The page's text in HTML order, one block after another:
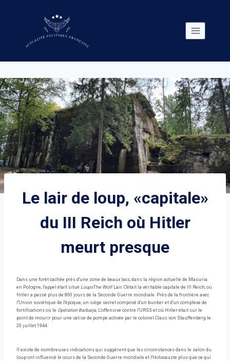
Le lair de loup, «capitale»
du III Reich où Hitler
meurt presque
Dans une forêt cachée près d'une zone de beaux lacs, dans la région actuelle de Masuria
en Pologne, l'appel était situé LoupsThe Wolf Lair. C'était la véritable capitale de III Reich, où
Hitler a passé plus de 800 jours de la Seconde Guerre mondiale. Près de la frontière avec
l'Union soviétique de l'époque, un siège secret composé d'un bunker et d'un complexe de
fortifications où le Opération Barbarja, L'offensive contre l'URSS et où Hitler était sur le
point de mourir pour une valise de pompe activée par le colonel Claus von Stauffenberg le
20 juillet 1944.
Il existe de nombreuses indications qui suggèrent que les circonstances dans le salon du
loup ont influencé le cours de la Seconde Guerre mondiale et l'Holocauste plus que ce qui